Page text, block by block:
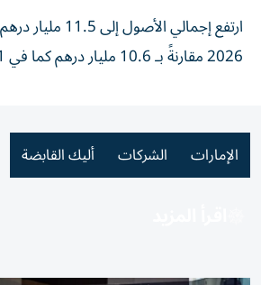
2026 مقارنةً بـ 10.6 مليار درهم كما في 31 ديسمبر 2025.
الإمارات الشركات أليك القابضة